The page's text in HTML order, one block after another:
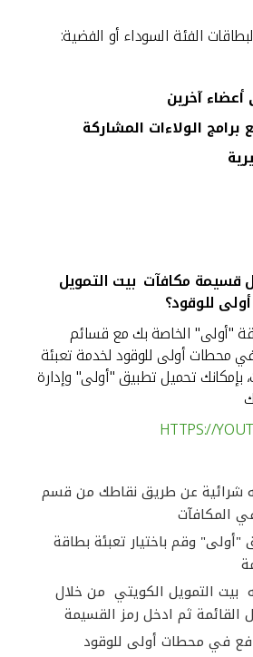
الفئة السوداء أو الفضية:
آخرين
برامج الولاءات المشاركة
قسيمة مكافآت بيت التمويل
للوقود؟
"أولى" الخاصة بك مع قسائم
محطات أولى للوقود لخدمة تعبئة
بإمكانك تحميل تطبيق "أولى" وإدارة
HTTPS://
شرائية عن طريق نقاطك من قسم
المكافآت
وقم باختيار تعبئة بطاقة
بيت التمويل الكويتي من خلال
القائمة ثم ادخل رمز القسيمة
في محطات أولى للوقود